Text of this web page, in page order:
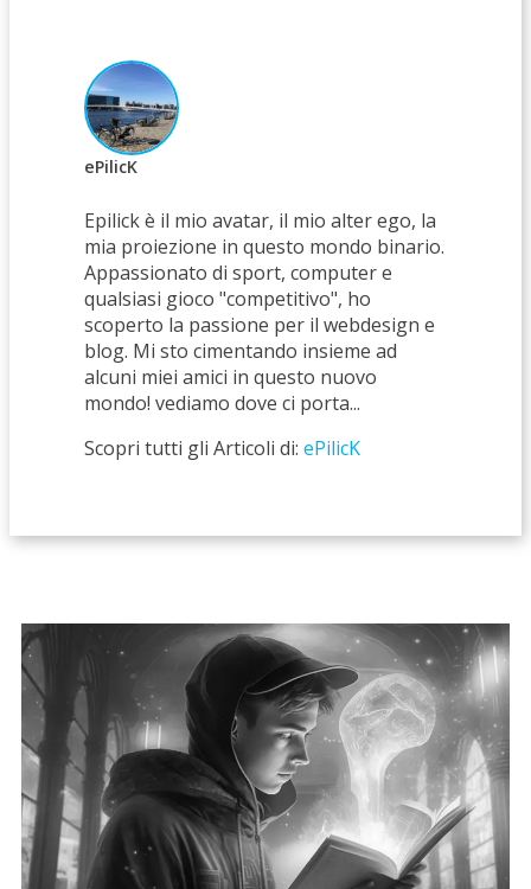
ePilicK
Epilick è il mio avatar, il mio alter ego, la
mia proiezione in questo mondo binario.
Appassionato di sport, computer e
qualsiasi gioco "competitivo", ho
scoperto la passione per il webdesign e
blog. Mi sto cimentando insieme ad
alcuni miei amici in questo nuovo
mondo! vediamo dove ci porta...
Scopri tutti gli Articoli di: ePilicK